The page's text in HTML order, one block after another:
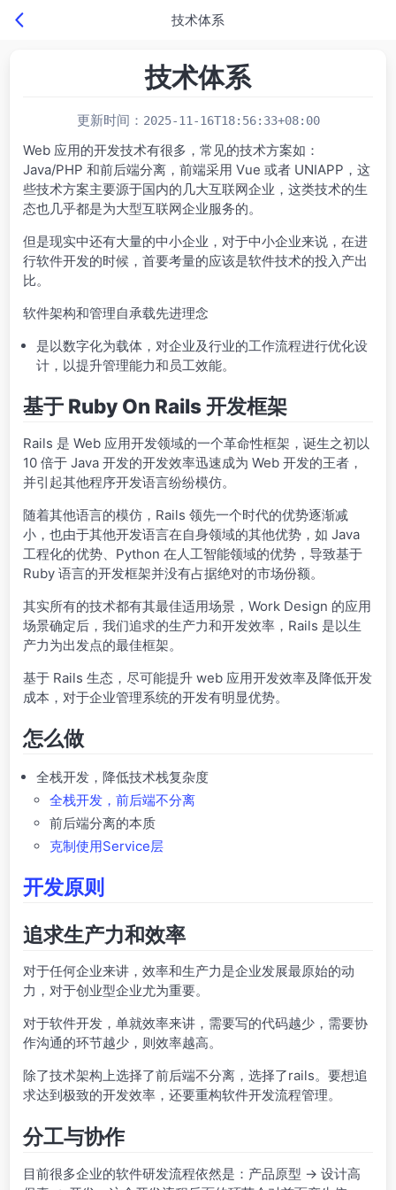
技术体系
技术体系
更新时间： 2025-11-16T18:56:33+08:00
Web 应用的开发技术有很多，常见的技术方案如：
Java/PHP 和前后端分离，前端采用 Vue 或者 UNIAPP，这
些技术方案主要源于国内的几大互联网企业，这类技术的生
态也几乎都是为大型互联网企业服务的。
但是现实中还有大量的中小企业，对于中小企业来说，在进
行软件开发的时候，首要考量的应该是软件技术的投入产出
比。
软件架构和管理自承载先进理念
是以数字化为载体，对企业及行业的工作流程进行优化设
计，以提升管理能力和员工效能。
基于 Ruby On Rails 开发框架
Rails 是 Web 应用开发领域的一个革命性框架，诞生之初以
10 倍于 Java 开发的开发效率迅速成为 Web 开发的王者，
并引起其他程序开发语言纷纷模仿。
随着其他语言的模仿，Rails 领先一个时代的优势逐渐减
小，也由于其他开发语言在自身领域的其他优势，如 Java
工程化的优势、Python 在人工智能领域的优势，导致基于
Ruby 语言的开发框架并没有占据绝对的市场份额。
其实所有的技术都有其最佳适用场景，Work Design 的应用
场景确定后，我们追求的生产力和开发效率，Rails 是以生
产力为出发点的最佳框架。
基于 Rails 生态，尽可能提升 web 应用开发效率及降低开发
成本，对于企业管理系统的开发有明显优势。
怎么做
全栈开发，降低技术栈复杂度
全栈开发，前后端不分离
前后端分离的本质
克制使用Service层
开发原则
追求生产力和效率
对于任何企业来讲，效率和生产力是企业发展最原始的动
力，对于创业型企业尤为重要。
对于软件开发，单就效率来讲，需要写的代码越少，需要协
作沟通的环节越少，则效率越高。
除了技术架构上选择了前后端不分离，选择了rails。要想追
求达到极致的开发效率，还要重构软件开发流程管理。
分工与协作
目前很多企业的软件研发流程依然是：产品原型 -> 设计高